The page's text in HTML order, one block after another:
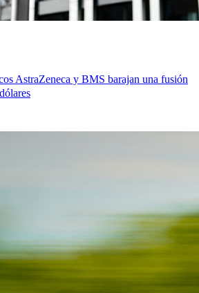
AstraZeneca y BMS barajan una fusión